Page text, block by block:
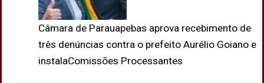
Câmara de Parauapebas aprova recebimento de
três denúncias contra o prefeito Aurélio Goiano e
instalaComissões Processantes